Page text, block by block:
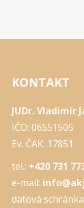
KONTAKT
JUDr. Vladimír
IČO: 06551505
Ev. ČAK: 17851
tel.: +420 731
e-mail:
datová